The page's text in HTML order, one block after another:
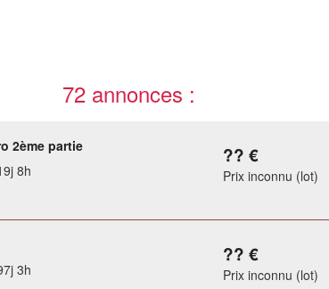
72 annonces :
2ème partie
8h
?? €
Prix inconnu (lot)
3h
?? €
Prix inconnu (lot)